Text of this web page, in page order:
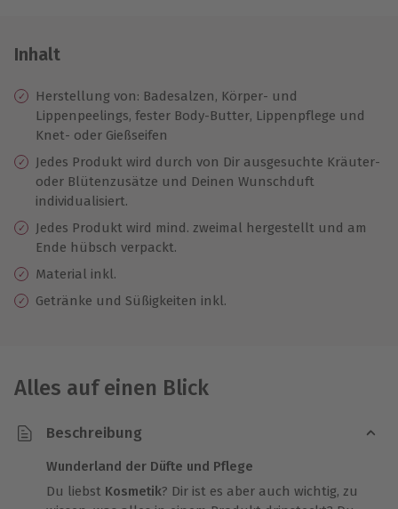
3 Jahre gültig & verlängerbar.
Inhalt
Herstellung von: Badesalzen, Körper- und
Lippenpeelings, fester Body-Butter, Lippenpflege und
Knet- oder Gießseifen
Jedes Produkt wird durch von Dir ausgesuchte Kräuter-
oder Blütenzusätze und Deinen Wunschduft
individualisiert.
Jedes Produkt wird mind. zweimal hergestellt und am
Ende hübsch verpackt.
Material inkl.
Getränke und Süßigkeiten inkl.
Alles auf einen Blick
Beschreibung
Wunderland der Düfte und Pflege
Du liebst Kosmetik? Dir ist es aber auch wichtig, zu